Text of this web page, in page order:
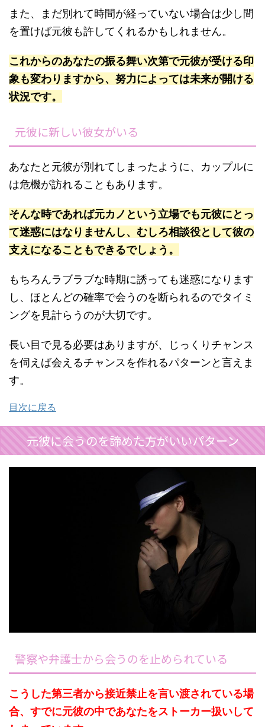
また、まだ別れて時間が経っていない場合は少し間
を置けば元彼も許してくれるかもしれません。
これからのあなたの振る舞い次第で元彼が受ける印
象も変わりますから、努力によっては未来が開ける
状況です。
元彼に新しい彼女がいる
あなたと元彼が別れてしまったように、カップルに
は危機が訪れることもあります。
そんな時であれば元カノという立場でも元彼にとっ
て迷惑にはなりませんし、むしろ相談役として彼の
支えになることもできるでしょう。
もちろんラブラブな時期に誘っても迷惑になります
し、ほとんどの確率で会うのを断られるのでタイミ
ングを見計らうのが大切です。
長い目で見る必要はありますが、じっくりチャンス
を伺えば会えるチャンスを作れるパターンと言えま
す。
目次に戻る
元彼に会うのを諦めた方がいいパターン
警察や弁護士から会うのを止められている
こうした第三者から接近禁止を言い渡されている場
合、すでに元彼の中であなたをストーカー扱いして